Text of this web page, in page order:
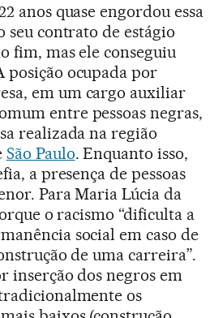
anos quase engordou essa
seu contrato de estágio
fim, mas ele conseguiu
ocupada por
em um cargo auxiliar
entre pessoas negras,
realizada na região
São Paulo. Enquanto isso,
a presença de pessoas
Para Maria Lúcia da
o racismo “dificulta a
social em caso de
de uma carreira”.
inserção dos negros em
os